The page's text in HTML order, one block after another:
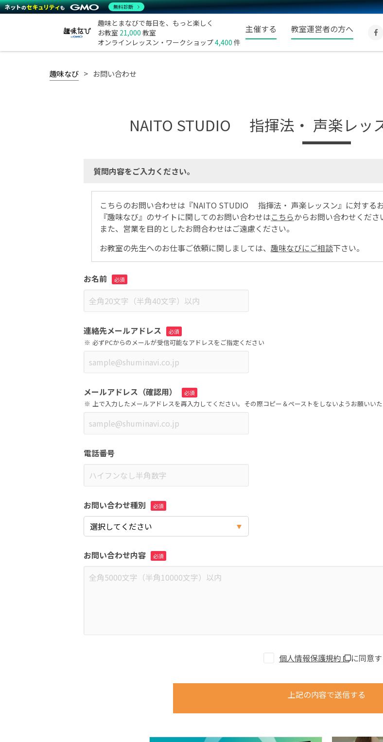
趣味とまなびで毎日を、もっと楽しく
お教室 21,000 教室
オンラインレッスン・ワークショップ4,400 件
主催する 教室運営者の方へ
趣味なび お問い合わせ
NAITO STUDIO 指揮法・ 声楽レッ
質問内容をご入力ください。
こちらのお問い合わせは『NAITO STUDIO 指揮法・ 声楽レッスン』に対する
『趣味なび』のサイトに関してのお問い合わせはこちらからお問い合わせくださ
また、営業を目的としたお問合わせはご遠慮ください。
お教室の先生へのお仕事ご依頼に関しましては、 趣味なびにご相談下さい。
お名前
連絡先メールアドレス
必ずPCからのメールが受信可能なアドレスをご指定ください
メールアドレス（確認用）
上で入力したメールアドレスを再入力してください。その際コピー＆ペーストをしないようお願いいた
電話番号
お問い合わせ種別
お問い合わせ内容
個人情報保護規約 に同意
上記の内容で送信する
無料診断